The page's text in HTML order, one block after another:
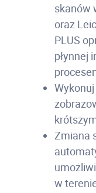
skanów
oraz
PLUS
płynnej
Zmiana
w